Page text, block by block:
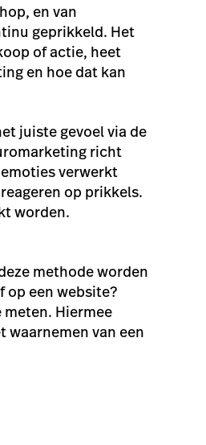
en van
geprikkeld. Het
of actie, heet
en hoe dat kan
juiste gevoel via de
richt
verwerkt
op prikkels.
worden.
methode worden
op een website?
Hiermee
waarnemen van een